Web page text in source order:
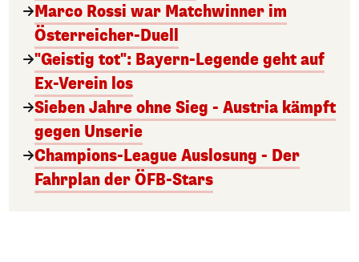
Marco Rossi war Matchwinner im
Österreicher-Duell
"Geistig tot": Bayern-Legende geht auf
Ex-Verein los
Sieben Jahre ohne Sieg - Austria kämpft
gegen Unserie
Champions-League Auslosung - Der
Fahrplan der ÖFB-Stars